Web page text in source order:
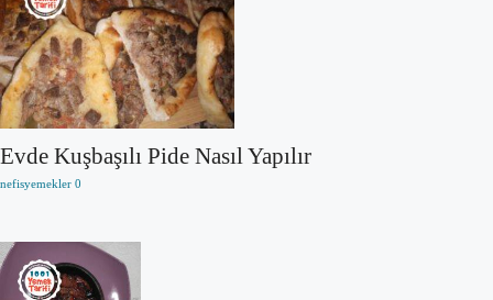
Evde Kuşbaşılı Pide Nasıl Yapılır
nefisyemekler 0